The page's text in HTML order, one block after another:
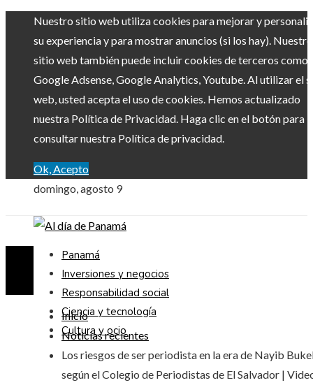
Nuestro sitio web utiliza cookies para mejorar y
su experiencia y para mostrar anuncios (si los hay). Nuestro
sitio web también puede incluir cookies de terceros como
Google Adsense, Google Analytics, Youtube. Al utilizar el
web, usted acepta el uso de cookies. Hemos actualizado
nuestra Política de Privacidad. Haga clic en el botón para
consultar nuestra Política de privacidad.
Ok, Acepto
domingo, agosto 9
Panamá
Inversiones y negocios
Responsabilidad social
Ciencia y tecnología
Cultura y ocio
Inicio
Noticias recientes
Los riesgos de ser periodista en la era de Nayib
según el Colegio de Periodistas de El Salvador |